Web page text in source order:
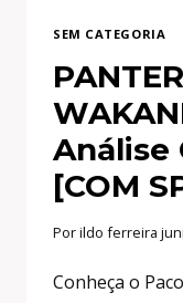
SEM CATEGORIA
Análise
[COM
Porildo ferreira
Conheça o